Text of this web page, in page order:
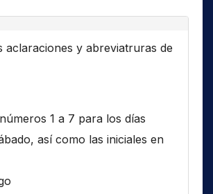
aclaraciones y abreviatruras de
1 a 7 para los días
así como las iniciales en